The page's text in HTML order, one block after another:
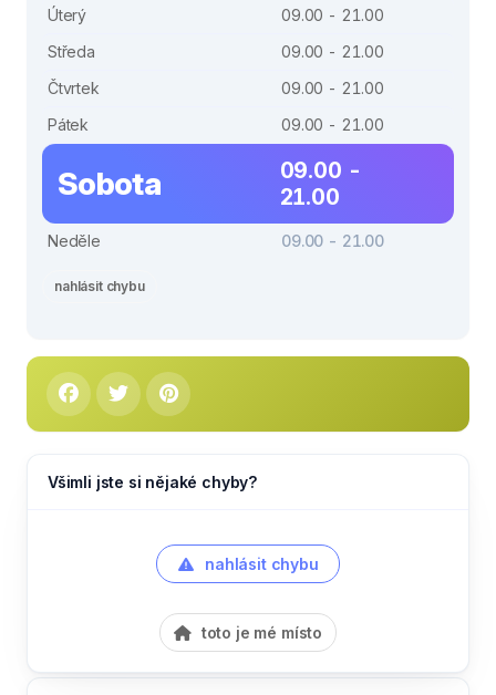
Úterý
09.00 - 21.00
Středa
09.00 - 21.00
Čtvrtek
09.00 - 21.00
Pátek
09.00 - 21.00
Sobota
09.00 -
21.00
Neděle 09.00 - 21.00
nahlásit chybu
Všimli jste si nějaké chyby?
nahlásit chybu
toto je mé místo